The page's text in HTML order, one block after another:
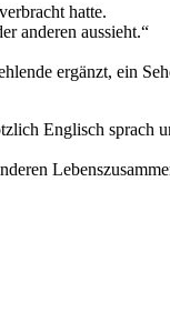
hatte.
anderen aussieht.“
ergänzt, ein
Englisch sprach